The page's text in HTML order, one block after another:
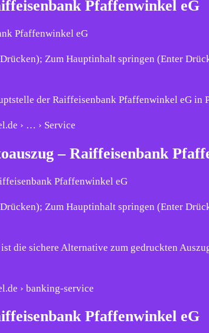
Pfaffenwinkel eG
Pfaffenwinkel eG
Zum Hauptinhalt springen (Enter
der Raiffeisenbank Pfaffenwinkel eG in
› … › Service
– Raiffeisenbank
Pfaffenwinkel eG
Zum Hauptinhalt springen (Enter
die sichere Alternative zum gedruckten
› banking-service
Pfaffenwinkel eG